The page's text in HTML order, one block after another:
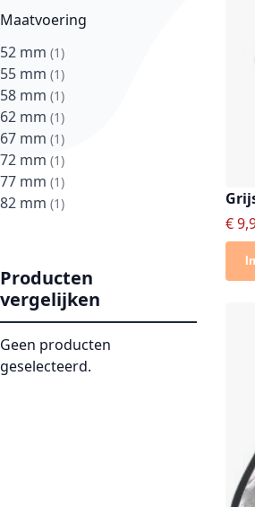
Maatvoering
52 mm 1
product
55 mm 1
product
58 mm 1
product
62 mm 1
product
67 mm 1
product
72 mm 1
product
77 mm 1
product
82 mm 1
product
€
Producten
vergelijken
Geen producten
geselecteerd.